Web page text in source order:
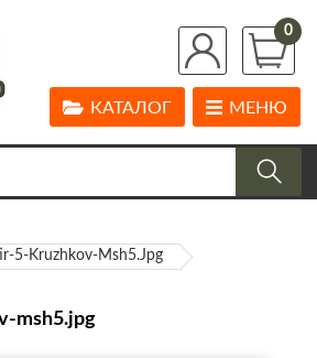
0
МЕНЮ
КАТАЛОГ
5-Kruzhkov-Msh5.jpg
msh5.jpg